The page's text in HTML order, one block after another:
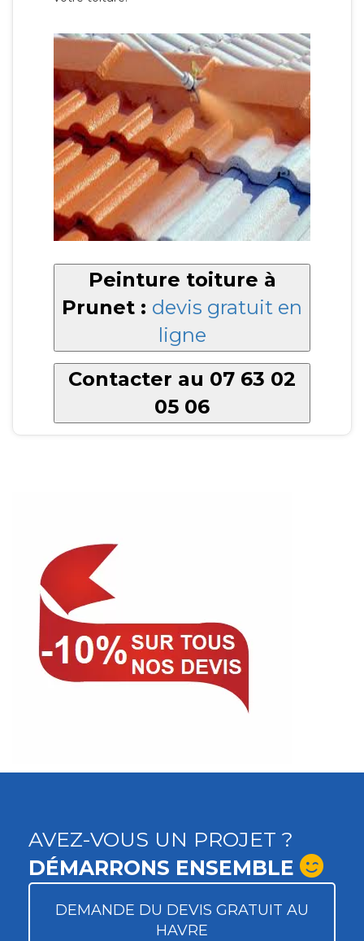
Peinture toiture à
Prunet : devis gratuit en
ligne
Contacter au 07 63 02
05 06
AVEZ-VOUS UN PROJET ?
DÉMARRONS ENSEMBLE
DEMANDE DU DEVIS GRATUIT AU
HAVRE